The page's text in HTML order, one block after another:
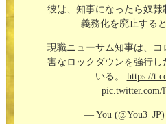
彼は、知事になったら奴
義務化を廃止する
現職ニューサム知事は、
害なロックダウンを強行
いる。 https://
pic.twitter.com/
— You (@You3_JP)